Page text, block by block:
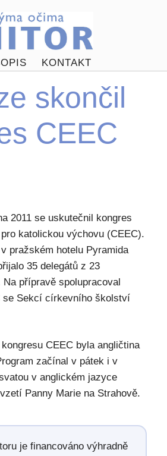
KONTAKT
skončil
CEEC
2011 se uskutečnil kongres
katolickou výchovu (CEEC).
pražském hotelu Pyramida
35 delegátů z 23
přípravě spolupracoval
se Sekcí církevního školství
CEEC byla angličtina
začínal v pátek i v
v anglickém jazyce
Panny Marie na Strahově.
je financováno výhradně